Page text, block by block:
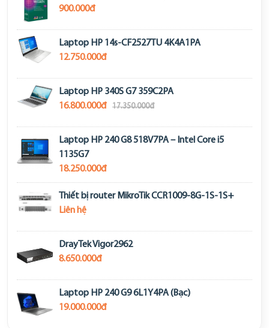
900.000đ
Laptop HP 14s-CF2527TU 4K4A1PA
12.750.000đ
Laptop HP 340S G7 359C2PA
16.800.000đ
17.350.000đ
Laptop HP 240 G8 518V7PA – Intel Core i5
1135G7
18.250.000đ
Thiết bị router MikroTik CCR1009-8G-1S-1S+
Liên hệ
DrayTek Vigor2962
8.650.000đ
Laptop HP 240 G9 6L1Y4PA (Bạc)
19.000.000đ